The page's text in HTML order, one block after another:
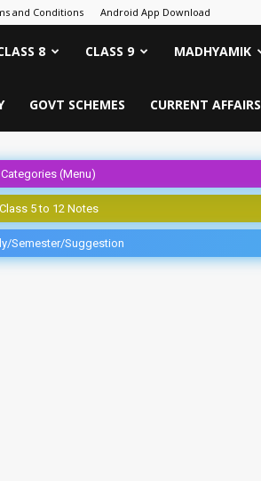
and Conditions Android App Download
8 CLASS 9 MADHYAMIK
GOVT SCHEMES CURRENT AFFAIRS
Categories (Menu)
Class 5 to 12 Notes
Semester/Suggestion